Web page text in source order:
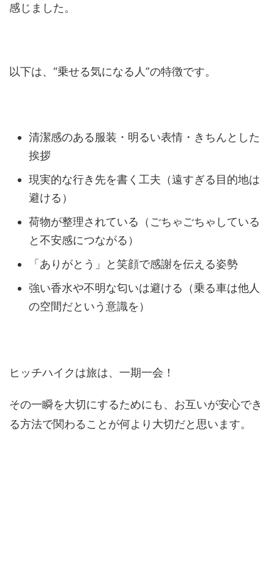
感じました。
以下は、“乗せる気になる人”の特徴です。
清潔感のある服装・明るい表情・きちんとした
挨拶
現実的な行き先を書く工夫（遠すぎる目的地は
避ける）
荷物が整理されている（ごちゃごちゃしている
と不安感につながる）
「ありがとう」と笑顔で感謝を伝える姿勢
強い香水や不明な匂いは避ける（乗る車は他人
の空間だという意識を）
ヒッチハイクは旅は、一期一会！
その一瞬を大切にするためにも、お互いが安心でき
る方法で関わることが何より大切だと思います。